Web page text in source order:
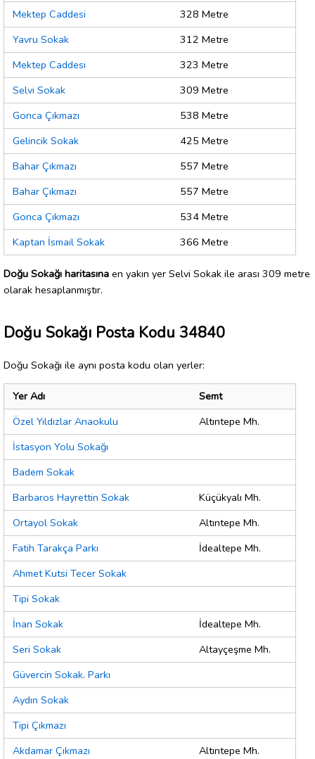
Mektep Caddesi
328 Metre
Yavru Sokak
312 Metre
Mektep Caddesı
323 Metre
Selvi Sokak
309 Metre
Gonca Çıkmazı
538 Metre
Gelincik Sokak
425 Metre
Bahar Çıkmazı
557 Metre
Bahar Çıkmazı
557 Metre
Gonca Çıkmazı
534 Metre
Kaptan İsmail Sokak
366 Metre
Doğu Sokağı haritasına en yakın yer Selvi Sokak ile arası 309 metre
olarak hesaplanmıştır.
Doğu Sokağı Posta Kodu 34840
Doğu Sokağı ile aynı posta kodu olan yerler:
Yer Adı
Semt
Özel Yıldızlar Anaokulu
Altıntepe Mh.
İstasyon Yolu Sokağı
Badem Sokak
Barbaros Hayrettin Sokak
Küçükyalı Mh.
Ortayol Sokak
Altıntepe Mh.
Fatih Tarakça Parkı
İdealtepe Mh.
Ahmet Kutsi Tecer Sokak
Tipi Sokak
İnan Sokak
İdealtepe Mh.
Seri Sokak
Altayçeşme Mh.
Güvercin Sokak. Parkı
Aydın Sokak
Tipi Çıkmazı
Akdamar Çıkmazı
Altıntepe Mh.